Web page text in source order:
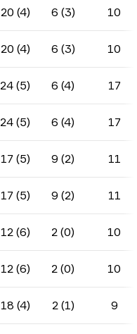
20 (4) 6 (3) 10
20 (4) 6 (3) 10
24 (5) 6 (4) 17
24 (5) 6 (4) 17
17 (5) 9 (2) 11
17 (5) 9 (2) 11
12 (6) 2 (0) 10
12 (6) 2 (0) 10
18 (4) 2 (1) 9